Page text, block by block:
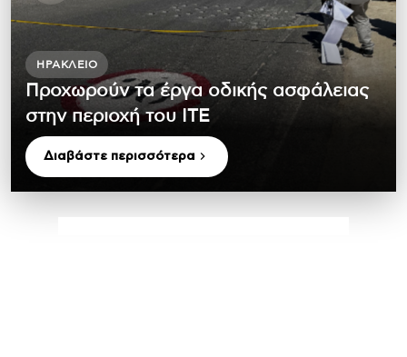
ΗΡΆΚΛΕΙΟ
Προχωρούν τα έργα οδικής ασφάλειας
στην περιοχή του ΙΤΕ
Διαβάστε περισσότερα